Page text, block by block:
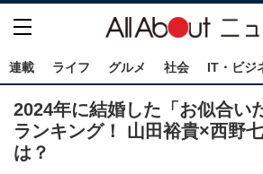
連載 ライフ グルメ 社会 IT・ビジ
2024年に結婚した「お似合い
ランキング！ 山田裕貴×西野
は？